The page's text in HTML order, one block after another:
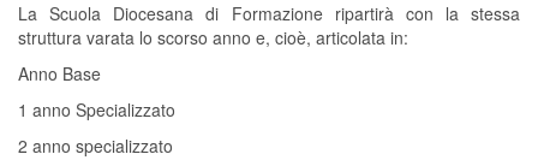
La Scuola Diocesana di Formazione ripartirà con la stessa
struttura varata lo scorso anno e, cioè, articolata in:
Anno Base
1 anno Specializzato
2 anno specializzato